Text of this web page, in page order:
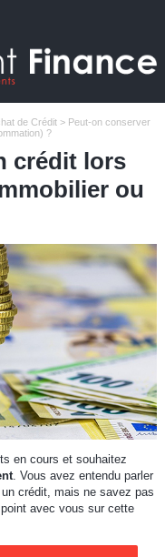
de Crédit> Peut-on conserver
?
crédit lors
ou
en cours et souhaitez
. Vous avez entendu parler
crédit, mais ne savez pas
avec vous sur cette